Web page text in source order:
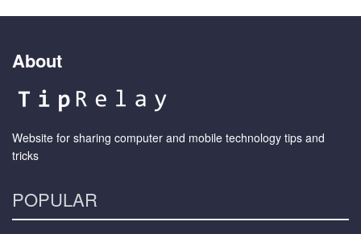
About
Website for sharing computer and mobile technology tips and
tricks
POPULAR